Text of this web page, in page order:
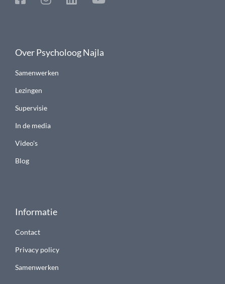
Over Psycholoog Najla
Samenwerken
Lezingen
Supervisie
In de media
Video's
Blog
Informatie
Contact
Privacy policy
Samenwerken